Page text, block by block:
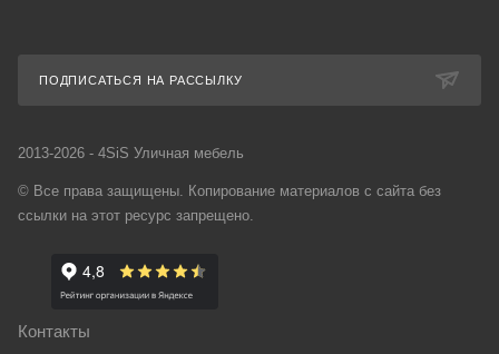
ПОДПИСАТЬСЯ НА РАССЫЛКУ
2013-2026 - 4SiS Уличная мебель
© Все права защищены. Копирование материалов с сайта без
ссылки на этот ресурс запрещено.
Контакты